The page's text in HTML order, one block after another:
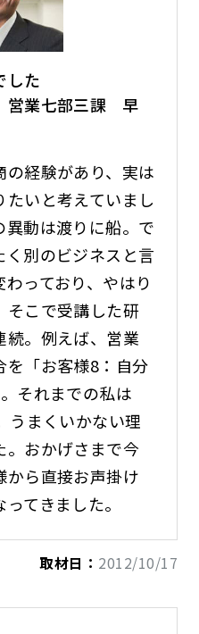
した
業七部三課 早
経験があり、実は
いと考えていまし
動は渡りに船。で
別のビジネスと言
っており、やはり
そこで受講した研
続。例えば、営業
を「お客様8：自分
それまでの私は
うまくいかない理
。おかげさまで今
から直接お声掛け
てきました。
取材日： 2012/10/17